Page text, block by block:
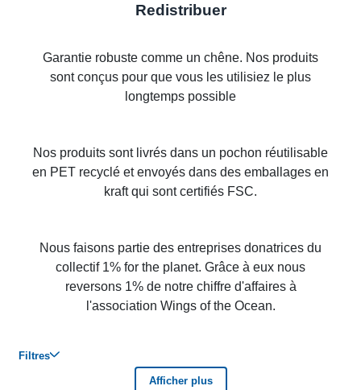
Redistribuer
Garantie robuste comme un chêne. Nos produits
sont conçus pour que vous les utilisiez le plus
longtemps possible
Nos produits sont livrés dans un pochon réutilisable
en PET recyclé et envoyés dans des emballages en
kraft qui sont certifiés FSC.
Nous faisons partie des entreprises donatrices du
collectif 1% for the planet. Grâce à eux nous
reversons 1% de notre chiffre d'affaires à
l'association Wings of the Ocean.